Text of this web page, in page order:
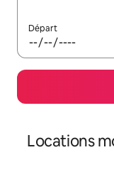
Départ
Locations